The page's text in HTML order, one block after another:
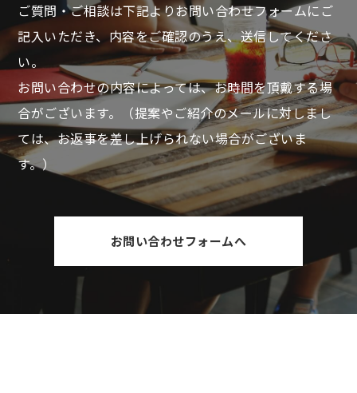
ご質問・ご相談は下記よりお問い合わせフォームにご
記入いただき、内容をご確認のうえ、送信してくださ
い。
お問い合わせの内容によっては、お時間を頂戴する場
合がございます。
（提案やご紹介のメールに対しまし
ては、お返事を差し上げられない場合がございま
す。）
お問い合わせフォームへ